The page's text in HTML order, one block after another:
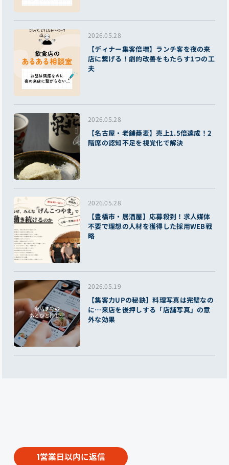
2026.05.28
【ディナー集客倍増】ランチ客を夜の来
店に繋げる！劇的改善をもたらす1つの工
夫
2026.05.28
【名古屋・老舗蕎麦】売上1.5倍達成！2
階席の認知不足を視覚化で解決
2026.05.28
【豊橋市・居酒屋】応募殺到！求人媒体
不要で理想の人材を獲得した採用WEB戦
略
2026.05.19
【集客力UPの秘訣】料理写真は完璧なの
に…来店を後押しする「店舗写真」の意
外な効果
1営業日以内に返信